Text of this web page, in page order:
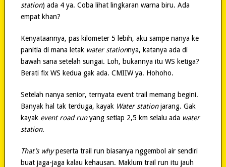
station) ada 4 ya. Coba lihat lingkaran warna biru. Ada
empat khan?
Kenyataannya, pas kilometer 5 lebih, aku sampe nanya ke
panitia di mana letak water stationnya, katanya ada di
bawah sana setelah sungai. Loh, bukannya itu WS ketiga?
Berati fix WS kedua gak ada. CMIIW ya. Hohoho.
Setelah nanya senior, ternyata event trail memang begini.
Banyak hal tak terduga, kayak Water stationjarang. Gak
kayak event road runyang setiap 2,5 km selalu ada water
station.
That’s whypeserta trail run biasanya nggembol air sendiri
buat jaga-jaga kalau kehausan. Maklum trail run itu jauh